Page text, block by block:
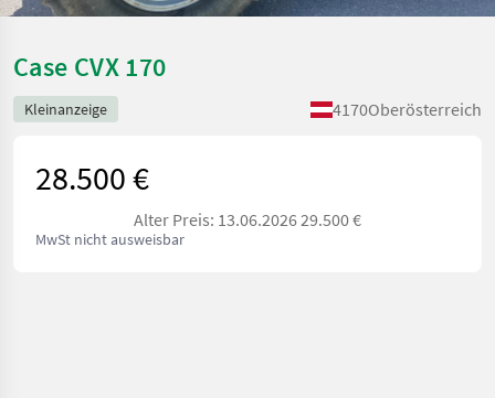
Case CVX 170
Kleinanzeige 4170Oberösterreich
28.500 €
Alter Preis: 13.06.2026 29.500 €
MwSt nicht ausweisbar